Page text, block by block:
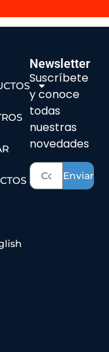
Newsletter
Suscríbete
y conoce
todas
nuestras
novedades
Enviar